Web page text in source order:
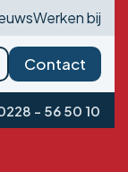
Werken bij
Contact
- 56 50 10